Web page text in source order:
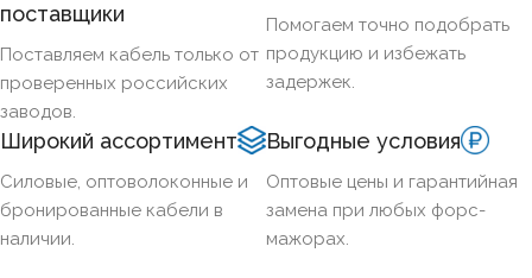
ОГНЕСТОЙКИЙ
НАЛИЧИЕ ЭКРАНА
БРОНИРОВАННЫЙ
поставщики
Поставляем кабель только от
проверенных российских
заводов.
Помогаем точно подобрать
продукцию и избежать
задержек.
Широкий ассортимент
Силовые, оптоволоконные и
бронированные кабели в
наличии.
Выгодные условия
Оптовые цены и гарантийная
замена при любых форс-
мажорах.